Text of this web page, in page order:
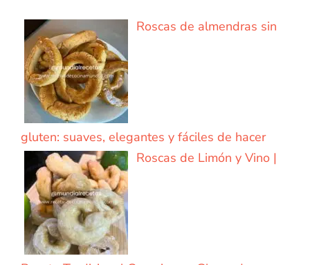
Roscas de almendras sin
gluten: suaves, elegantes y fáciles de hacer
Roscas de Limón y Vino |